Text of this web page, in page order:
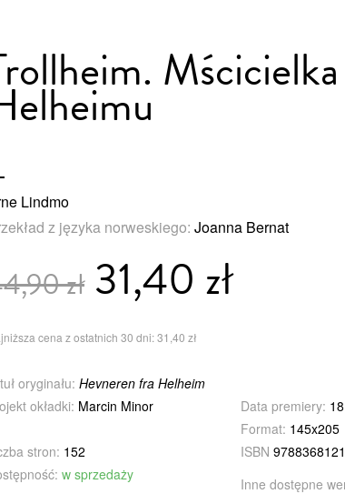
Lindmo
z języka norweskiego: Joanna Bernat
zł31,40 zł
cena z ostatnich 30 dni: 31,40 zł
oryginału: Hevneren fra Helheim
okładki: Marcin Minor Data premiery:
Format: 145x205
stron: 152 ISBN
w sprzedaży
Inne dostępne